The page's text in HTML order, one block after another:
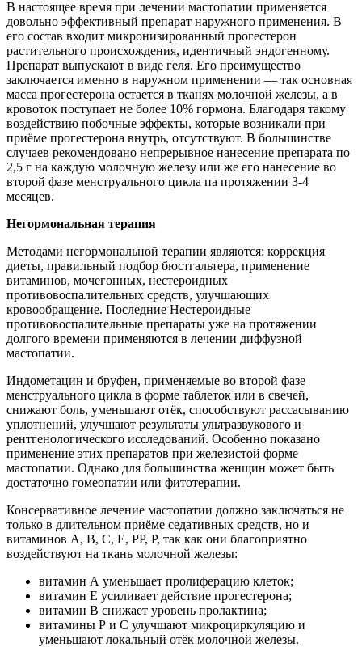
В настоящее время при лечении мастопатии применяется
довольно эффективный препарат наружного применения. В
его состав входит микронизированный прогестерон
растительного происхождения, идентичный эндогенному.
Препарат выпускают в виде геля. Его преимущество
заключается именно в наружном применении — так основная
масса прогестерона остается в тканях молочной железы, а в
кровоток поступает не более 10% гормона. Благодаря такому
воздействию побочные эффекты, которые возникали при
приёме прогестерона внутрь, отсутствуют. В большинстве
случаев рекомендовано непрерывное нанесение препарата по
2,5 г на каждую молочную железу или же его нанесение во
второй фазе менструального цикла па протяжении 3-4
месяцев.
Негормональная терапия
Методами негормональной терапии являются: коррекция
диеты, правильный подбор бюстгальтера, применение
витаминов, мочегонных, нестероидных
противовоспалительных средств, улучшающих
кровообращение. Последние Нестероидные
противовоспалительные препараты уже на протяжении
долгого времени применяются в лечении диффузной
мастопатии.
Индометацин и бруфен, применяемые во второй фазе
менструального цикла в форме таблеток или в свечей,
снижают боль, уменьшают отёк, способствуют рассасыванию
уплотнений, улучшают результаты ультразвукового и
рентгенологического исследований. Особенно показано
применение этих препаратов при железистой форме
мастопатии. Однако для большинства женщин может быть
достаточно гомеопатии или фитотерапии.
Консервативное лечение мастопатии должно заключаться не
только в длительном приёме седативных средств, но и
витаминов А, В, С, Е, РР, Р, так как они благоприятно
воздействуют на ткань молочной железы:
витамин А уменьшает пролиферацию клеток;
витамин Е усиливает действие прогестерона;
витамин В снижает уровень пролактина;
витамины Р и С улучшают микроциркуляцию и
уменьшают локальный отёк молочной железы.